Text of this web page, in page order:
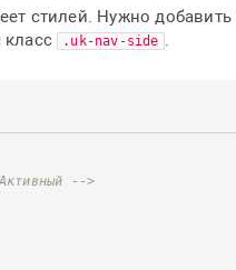
стилей. Нужно добавить
класс
.uk-nav-side .
-->